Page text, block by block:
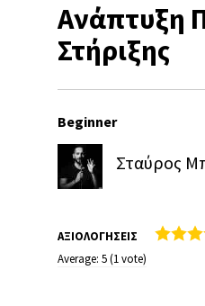
Aνάπτυξη
Στήριξης
Beginner
Σταύρος
ΑΞΙΟΛΟΓΗΣΕΙΣ
Average: 5(1vote)